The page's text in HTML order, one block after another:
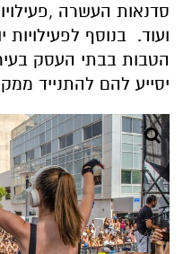
סדנאות העשרה
ועוד. בנוסף לפעילויות
הטבות בבתי העסק
יסייע להם להתנייד